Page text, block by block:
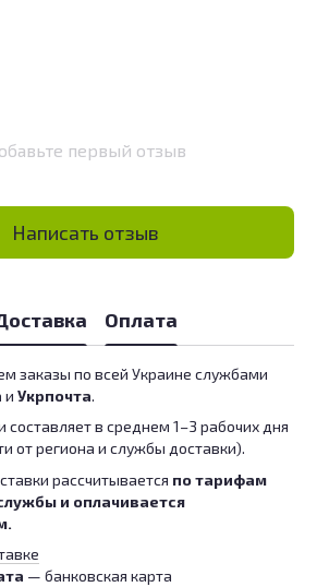
первый отзыв
Написать отзыв
Оплата
заказы по всей Украине службами
и Укрпочта.
составляет в среднем 1–3 рабочих дня
от региона и службы доставки).
рассчитывается по тарифам
и оплачивается
— банковская карта